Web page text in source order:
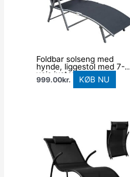
Foldbar solseng med
hynde, liggestol med 7-
vejs justerbar ryglæn,
bæreevne op til 165 kg,
999.00kr. KØB NU